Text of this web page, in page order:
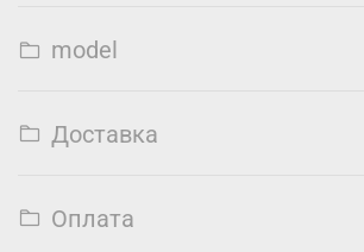
model
Доставка
Оплата